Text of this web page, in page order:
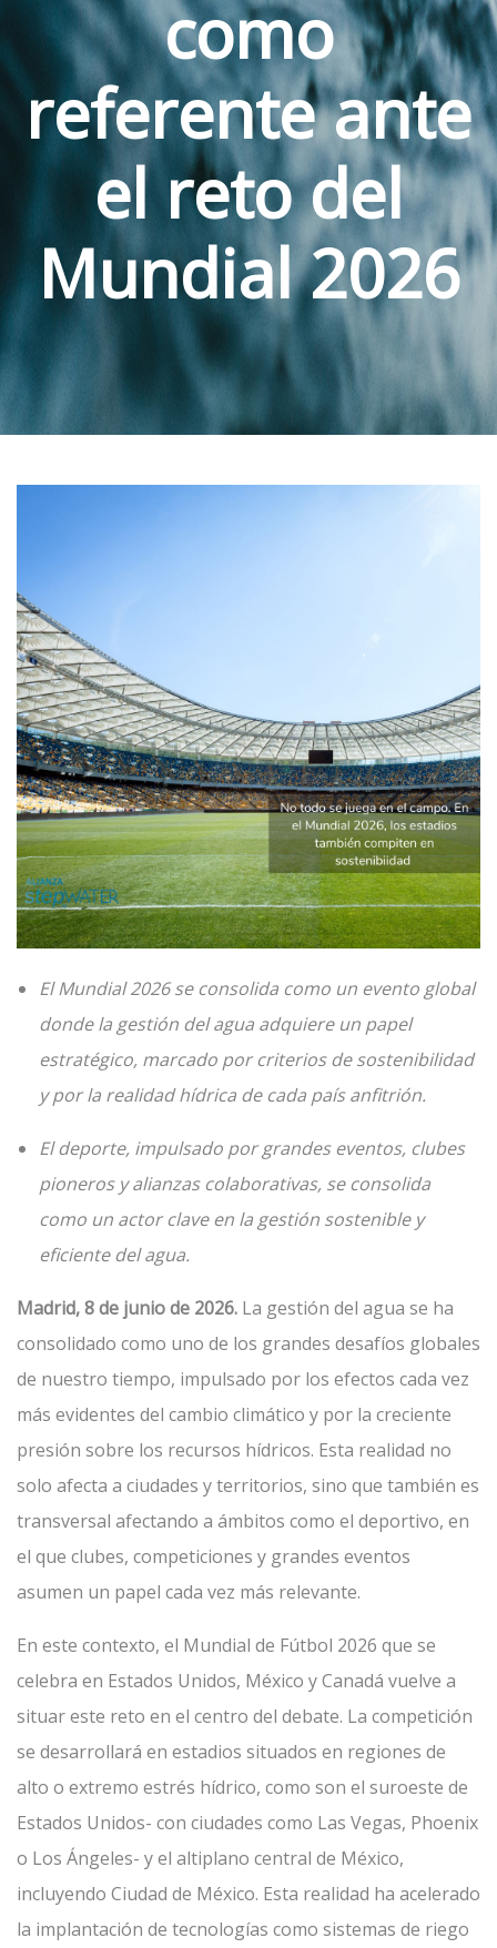
como
referente ante
el reto del
Mundial 2026
El Mundial 2026 se consolida como un evento global
donde la gestión del agua adquiere un papel
estratégico, marcado por criterios de sostenibilidad
y por la realidad hídrica de cada país anfitrión.
El deporte, impulsado por grandes eventos, clubes
pioneros y alianzas colaborativas, se consolida
como un actor clave en la gestión sostenible y
eficiente del agua.
Madrid, 8 de junio de 2026. La gestión del agua se ha
consolidado como uno de los grandes desafíos globales
de nuestro tiempo, impulsado por los efectos cada vez
más evidentes del cambio climático y por la creciente
presión sobre los recursos hídricos. Esta realidad no
solo afecta a ciudades y territorios, sino que también es
transversal afectando a ámbitos como el deportivo, en
el que clubes, competiciones y grandes eventos
asumen un papel cada vez más relevante.
En este contexto, el Mundial de Fútbol 2026 que se
celebra en Estados Unidos, México y Canadá vuelve a
situar este reto en el centro del debate. La competición
se desarrollará en estadios situados en regiones de
alto o extremo estrés hídrico, como son el suroeste de
Estados Unidos- con ciudades como Las Vegas, Phoenix
o Los Ángeles- y el altiplano central de México,
incluyendo Ciudad de México. Esta realidad ha acelerado
la implantación de tecnologías como sistemas de riego